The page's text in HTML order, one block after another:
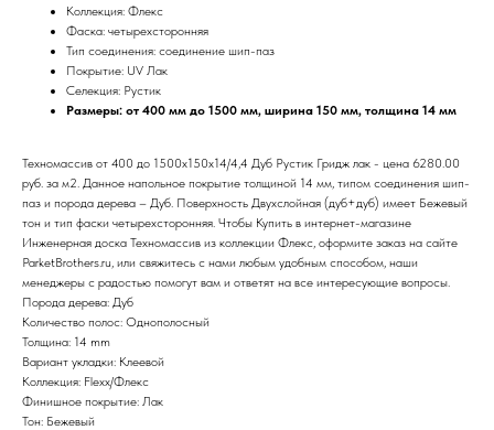
Коллекция: Флекс
Фаска: четырехсторонняя
Тип соединения: соединение шип-паз
Покрытие: UV Лак
Селекция: Рустик
Размеры: от 400 мм до 1500 мм, ширина 150 мм, толщина 14 мм
Техномассив от 400 до 1500х150х14/4,4 Дуб Рустик Гридж лак - цена 6280.00
руб. за м2. Данное напольное покрытие толщиной 14 мм, типом соединения шип-
паз и порода дерева – Дуб. Поверхность Двухслойная (дуб+дуб) имеет Бежевый
тон и тип фаски четырехсторонняя. Чтобы Купить в интернет-магазине
Инженерная доска Техномассив из коллекции Флекс, оформите заказ на сайте
ParketBrothers.ru, или свяжитесь с нами любым удобным способом, наши
менеджеры с радостью помогут вам и ответят на все интересующие вопросы.
Порода дерева: Дуб
Количество полос: Однополосный
Толщина: 14 mm
Вариант укладки: Клеевой
Коллекция: Flexx/Флекс
Финишное покрытие: Лак
Тон: Бежевый